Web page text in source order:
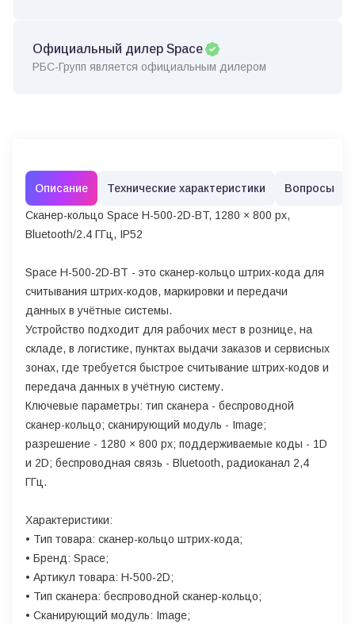
Официальный дилер Space
РБС-Групп является официальным дилером
Описание Технические характеристики Вопросы
Сканер-кольцо Space H-500-2D-BT, 1280 × 800 px,
Bluetooth/2.4 ГГц, IP52
Space H-500-2D-BT - это сканер-кольцо штрих-кода для
считывания штрих-кодов, маркировки и передачи
данных в учётные системы.
Устройство подходит для рабочих мест в рознице, на
складе, в логистике, пунктах выдачи заказов и сервисных
зонах, где требуется быстрое считывание штрих-кодов и
передача данных в учётную систему.
Ключевые параметры: тип сканера - беспроводной
сканер-кольцо; сканирующий модуль - Image;
разрешение - 1280 × 800 px; поддерживаемые коды - 1D
и 2D; беспроводная связь - Bluetooth, радиоканал 2,4
ГГц.
Характеристики:
• Тип товара: сканер-кольцо штрих-кода;
• Бренд: Space;
• Артикул товара: H-500-2D;
• Тип сканера: беспроводной сканер-кольцо;
• Сканирующий модуль: Image;